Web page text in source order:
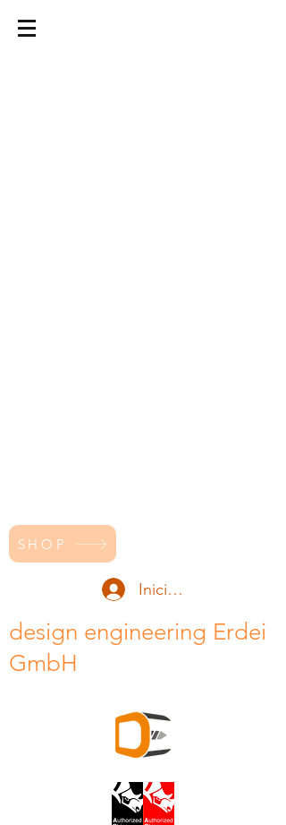
SHOP
Iniciar sesión
design engineering Erdei
GmbH